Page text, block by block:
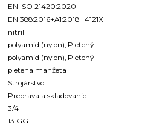
EN ISO 21420:2020
EN 388:2016+A1:2018 | 4121X
nitril
polyamid (nylon), Pletený
polyamid (nylon), Pletený
pletená manžeta
Strojárstvo
Preprava a skladovanie
3/4
13 GG